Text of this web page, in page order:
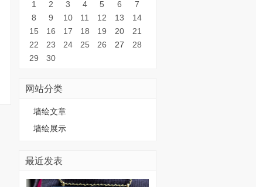
1 2 3 4 5 6
7
8
9 10 11 12 13
14
15
16 17 18 19 20
21
22
23 24 25 26 27
28
29
30
网站分类
墙绘文章
墙绘展示
最近发表